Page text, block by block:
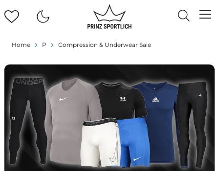
Home P Compression & Underwear Sale